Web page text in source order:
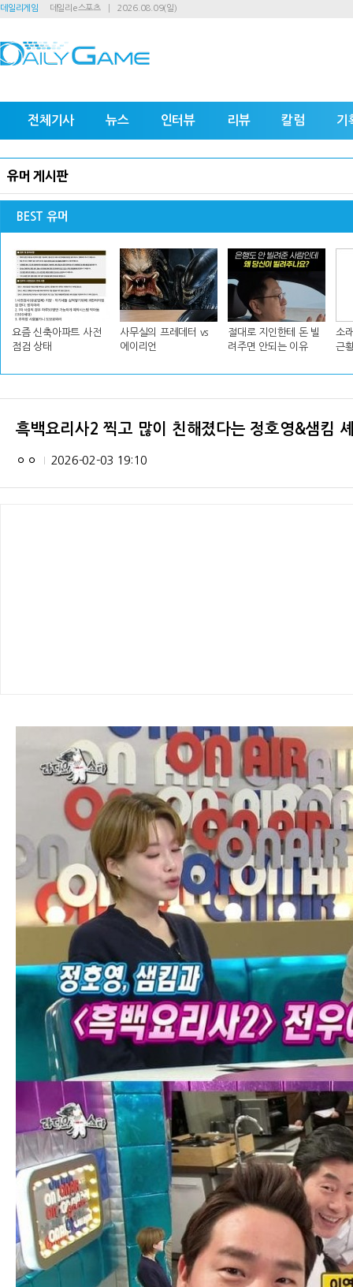
데일리게임 데일리e스포츠 2026.08.09(일)
전체기사 뉴스 인터뷰 리뷰 칼럼 기
유머 게시판
BEST 유머
요즘 신축아파트 사전
점검 상태
사무실의 프레데터 vs
에이리언
절대로 지인한테 돈 빌
려주면 안되는 이유
소
근
흑백요리사2 찍고 많이 친해졌다는 정호영&샘킴
ㅇㅇ 2026-02-03 19:10